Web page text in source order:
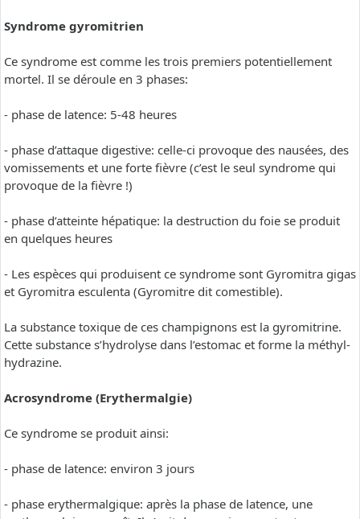
Syndrome gyromitrien
Ce syndrome est comme les trois premiers potentiellement
mortel. Il se déroule en 3 phases:
- phase de latence: 5-48 heures
- phase d’attaque digestive: celle-ci provoque des nausées, des
vomissements et une forte fièvre (c’est le seul syndrome qui
provoque de la fièvre !)
- phase d’atteinte hépatique: la destruction du foie se produit
en quelques heures
- Les espèces qui produisent ce syndrome sont Gyromitra gigas
et Gyromitra esculenta (Gyromitre dit comestible).
La substance toxique de ces champignons est la gyromitrine.
Cette substance s’hydrolyse dans l’estomac et forme la méthyl-
hydrazine.
Acrosyndrome (Erythermalgie)
Ce syndrome se produit ainsi:
- phase de latence: environ 3 jours
- phase erythermalgique: après la phase de latence, une